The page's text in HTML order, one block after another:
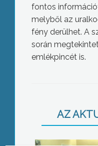
fontos
melyből az
fény derülhet. A
során
emlékpincét is.
AZ